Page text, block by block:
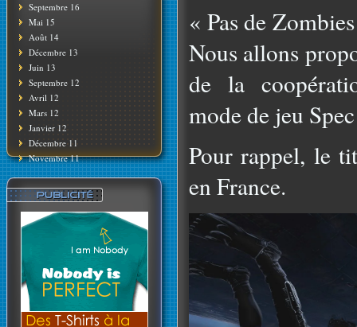
Septembre 16
Mai 15
Août 14
Décembre 13
Juin 13
Septembre 12
Avril 12
Mars 12
Janvier 12
Décembre 11
Novembre 11
« Pas de
Nous allons
de la
mode de jeu
Pour rappel, le
en France.